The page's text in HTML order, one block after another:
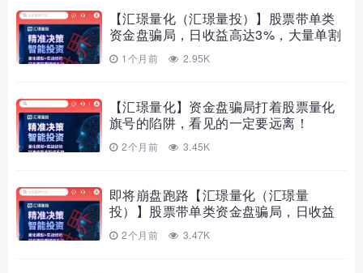
【汇璟量化（汇璟量投）】股票带单类
资金盘骗局，日收益高达3%，大量单割
会员不让提现，即将崩盘跑路！
1个月前 2.95K
【汇璟量化】资金盘骗局打着股票量化
旗号的陷阱，看见的一定要远离！
2个月前 3.45K
即将崩盘跑路【汇璟量化（汇璟量
投）】股票带单类资金盘骗局，日收益
高达3%，大量单割会员不让提现！
2个月前 3.47K